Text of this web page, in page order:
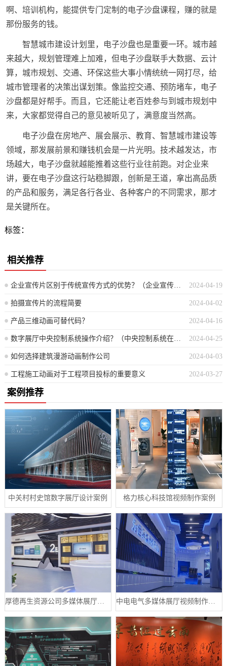
啊、培训机构，能提供专门定制的电子沙盘课程，赚的就是
那份服务的钱。
智慧城市建设计划里，电子沙盘也是重要一环。城市越
来越大，规划管理难上加难，但电子沙盘联手大数据、云计
算，城市规划、交通、环保这些大事小情统统一网打尽，给
城市管理者的决策出谋划策。像监控交通、预防堵车，电子
沙盘都是好帮手。而且，它还能让老百姓参与到城市规划中
来，大家都觉得自己的意见被听见了，满意度当然高。
电子沙盘在房地产、展会展示、教育、智慧城市建设等
领域，那发展前景和赚钱机会是一片光明。技术越发达，市
场越大，电子沙盘就越能推着这些行业往前跑。对企业来
讲，要在电子沙盘这行站稳脚跟，创新是王道，拿出高品质
的产品和服务，满足各行各业、各种客户的不同需求，那才
是关键所在。
标签：
相关推荐
2024-04-19
企业宣传片区别于传统宣传方式的优势？（企业宣传片相较于传统宣传手段的独特优势分析）
2024-04-02
拍摄宣传片的流程简要
2024-04-16
产品三维动画可替代码？
2024-04-25
数字展厅中央控制系统操作介绍？（中央控制系统在数字展厅的详细操作指南）
2024-04-03
如何选择建筑漫游动画制作公司
2024-03-27
工程施工动画对于工程项目投标的重要意义
案例推荐
中关村村史馆数字展厅设计案例 格力核心科技馆视频制作案例
厚德再生资源公司多媒体展厅设计案例 中电电气多媒体展厅视频制作案例